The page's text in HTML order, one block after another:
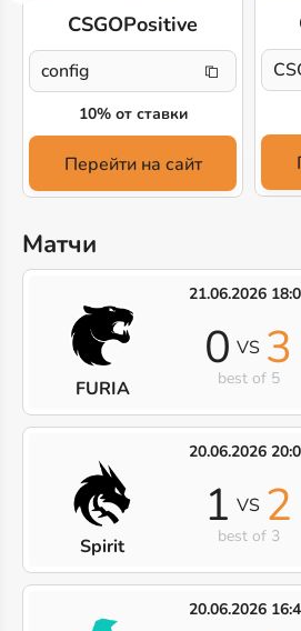
CSGOPositive
config
10% от ставки
Перейти на сайт
Матчи
21.06.2026
FURIA
0 VS 3
best of 5
20.06.2026
Spirit
1 VS 2
best of 3
20.06.2026